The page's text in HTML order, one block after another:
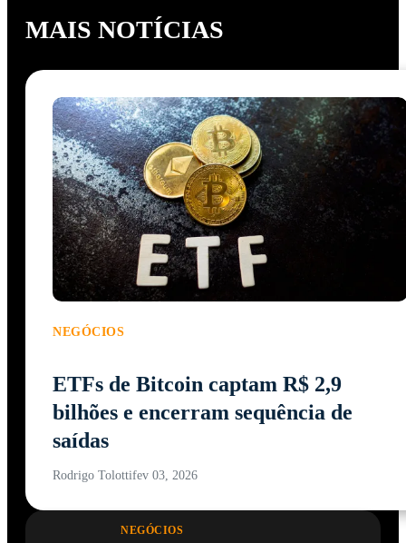
MAIS NOTÍCIAS
NEGÓCIOS
ETFs de Bitcoin captam R$ 2,9
bilhões e encerram sequência de
saídas
Rodrigo Tolottifev 03, 2026
NEGÓCIOS